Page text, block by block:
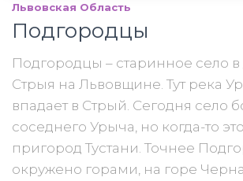
Львовская Область
Подгородцы
Подгородцы – старинное село
Стрыя на Львовщине. Тут река
впадает в Стрый. Сегодня село
соседнего Урыча, но когда-то
пригород Тустани. Точнее
окружено горами, на горе